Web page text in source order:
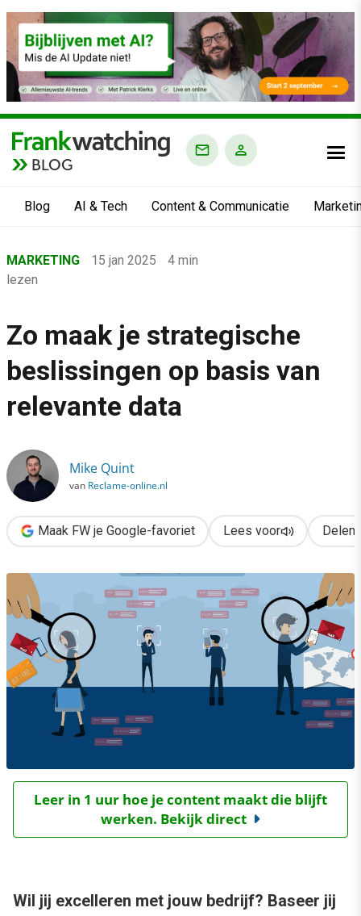
BLOG
Blog AI & Tech Content & Communicatie
›
Marketing
›
Zo maak je strategische beslissingen op basis van relevante
MARKETING 15 jan 2025
4 min
lezen
Zo maak je strategische
beslissingen op basis van
relevante data
Mike Quint
van Reclame-online.nl
Maak FW je Google-favoriet Lees voor Delen
Leer in 1 uur hoe je content maakt die blijft
werken. Bekijk direct
Wil jij excelleren met jouw bedrijf? Baseer jij